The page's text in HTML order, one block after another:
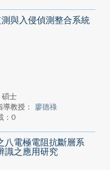
與入侵偵測整合系統
士
導教授： 廖德祿
：0
八電極電阻抗斷層系
識之應用研究